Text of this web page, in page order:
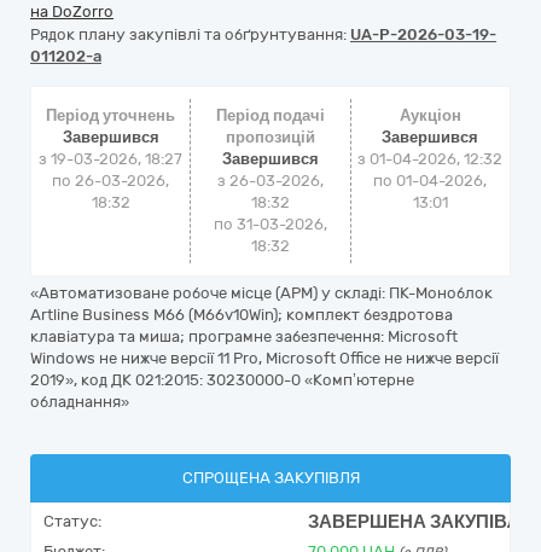
на DoZorro
Рядок плану закупівлі та обґрунтування: UA-P-2026-03-19-
011202-a
Період уточнень
Завершився
з 19-03-2026, 18:27
по 26-03-2026,
18:32
Період подачі
пропозицій
Завершився
з 26-03-2026,
18:32
по 31-03-2026,
18:32
Аукціон
Завершився
з 01-04-2026, 12:32
по 01-04-2026,
13:01
«Автоматизоване робоче місце (АРМ) у складі: ПК-Моноблок
Artline Business M66 (M66v10Win); комплект бездротова
клавіатура та миша; програмне забезпечення: Microsoft
Windows не нижче версії 11 Pro, Microsoft Office не нижче версії
2019», код ДК 021:2015: 30230000-0 «Комп’ютерне
обладнання»
СПРОЩЕНА ЗАКУПІВЛЯ
Статус: ЗАВЕРШЕНА ЗАКУПІВЛЯ